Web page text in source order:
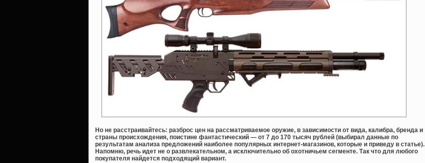
Но не расстраивайтесь: разброс цен на рассматриваемое оружие, в зависимости от вида, калибра, бренда и
страны происхождения, поистине фантастический — от 7 до 170 тысяч рублей (выбирал данные по
результатам анализа предложений наиболее популярных интернет-магазинов, которые и приведу в статье).
Напомню, речь идет не о развлекательном, а исключительно об охотничьем сегменте. Так что для любого
покупателя найдется подходящий вариант.